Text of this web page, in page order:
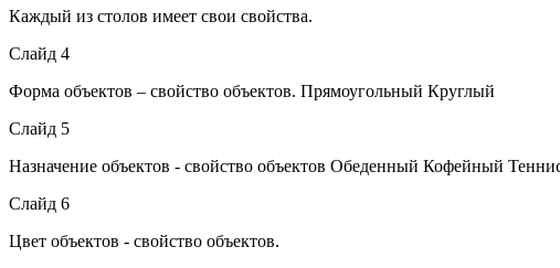
Каждый из столов имеет свои свойства.
Слайд 4
Форма объектов – свойство объектов. Прямоугольный Круглый
Слайд 5
Назначение объектов - свойство объектов Обеденный Кофейный
Слайд 6
Цвет объектов - свойство объектов.